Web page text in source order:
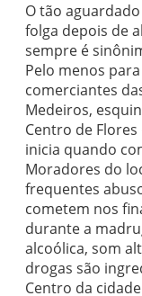
O tão
folga depois de
sempre é
Pelo menos
comerciantes
Medeiros,
Centro de
inicia quando
Moradores do
frequentes
cometem nos
durante a
alcoólica, som
drogas são
Centro da